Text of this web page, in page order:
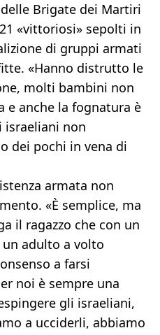
delle Brigate dei Martiri
«vittoriosi» sepolti in
di gruppi armati
«Hanno distrutto le
molti bambini non
e anche la fognatura è
israeliani non
dei pochi in vena di
armata non
«È semplice, ma
il ragazzo che con un
un adulto a volto
a farsi
noi è sempre una
gli israeliani,
a ucciderli, abbiamo